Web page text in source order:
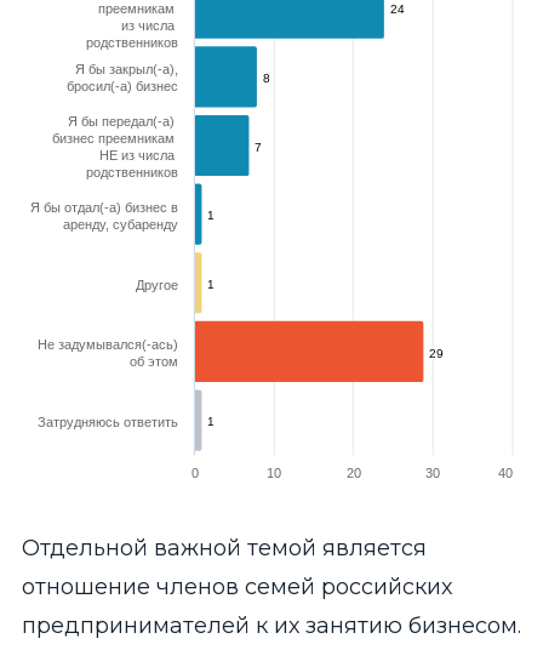
24
24
8
8
7
7
1
1
11
29
29
1
1
преемникам
из числа
родственников
Я бы закрыл(-а),
бросил(-а) бизнес
Я бы передал(-а)
бизнес преемникам
НЕ из числа
родственников
Я бы отдал(-а) бизнес в
аренду, субаренду
Другое
Не задумывался(-ась)
об этом
Затрудняюсь ответить
0 10 20 30 40
Отдельной важной темой является
отношение членов семей российских
предпринимателей к их занятию бизнесом.